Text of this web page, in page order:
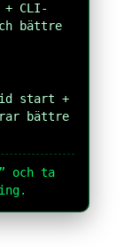
CLI-
bättre
start +
bättre
och ta